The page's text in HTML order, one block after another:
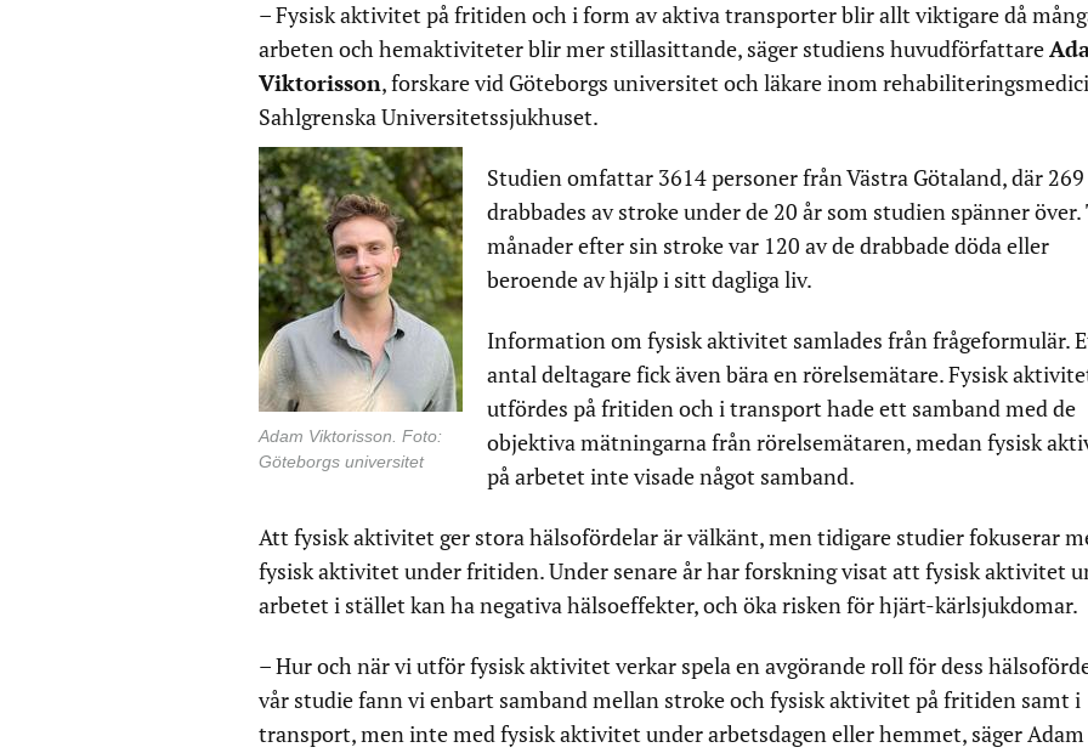
– Fysisk aktivitet på fritiden och i form av aktiva transporter blir allt viktigare då
arbeten och hemaktiviteter blir mer stillasittande, säger studiens huvudförfattare
Viktorisson, forskare vid Göteborgs universitet och läkare inom
Sahlgrenska Universitetssjukhuset.
Adam Viktorisson. Foto:
Göteborgs universitet
Studien omfattar 3614 personer från Västra Götaland, där 269
drabbades av stroke under de 20 år som studien spänner över.
månader efter sin stroke var 120 av de drabbade döda eller
beroende av hjälp i sitt dagliga liv.
Information om fysisk aktivitet samlades från frågeformulär.
antal deltagare fick även bära en rörelsemätare. Fysisk
utfördes på fritiden och i transport hade ett samband med de
objektiva mätningarna från rörelsemätaren, medan fysisk
på arbetet inte visade något samband.
Att fysisk aktivitet ger stora hälsofördelar är välkänt, men tidigare studier fokuserar
fysisk aktivitet under fritiden. Under senare år har forskning visat att fysisk aktivitet
arbetet i stället kan ha negativa hälsoeffekter, och öka risken för hjärt-kärlsjukdomar.
– Hur och när vi utför fysisk aktivitet verkar spela en avgörande roll för dess
vår studie fann vi enbart samband mellan stroke och fysisk aktivitet på fritiden samt i
transport, men inte med fysisk aktivitet under arbetsdagen eller hemmet, säger Adam